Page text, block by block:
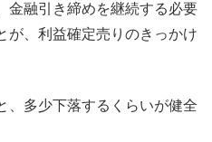
金融引き締めを継続する必要
が、利益確定売りのきっかけ
、多少下落するくらいが健全